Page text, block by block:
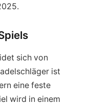
sich von
ist
eine feste
wird in einem